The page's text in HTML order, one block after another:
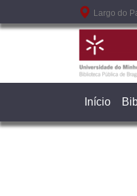
Passar para o conteúdo
Largo do
Início